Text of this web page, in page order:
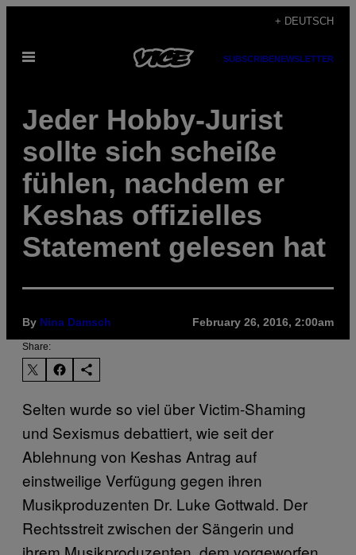
content
+ DEUTSCH
Open
SUBSCRIBENEWSLETTER
Jeder Hobby-Jurist
sollte sich scheiße
fühlen, nachdem er
Keshas offizielles
Statement gelesen hat
By Nina Damsch February 26, 2016, 2:00am
Share:
Selten wurde so viel über Victim-Shaming
und Sexismus debattiert, wie seit der
Ablehnung von Keshas Antrag auf
einstweilige Verfügung gegen ihren
Musikproduzenten Dr. Luke Gottwald. Der
Rechtsstreit zwischen der Sängerin und